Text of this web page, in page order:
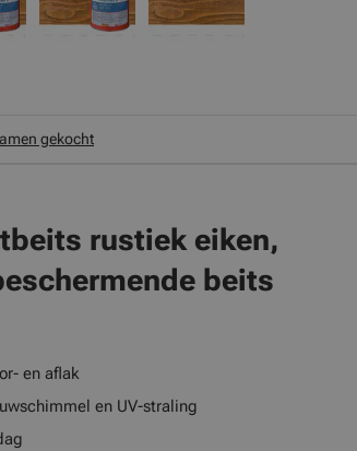
gekocht
rustiek eiken,
beits
en aflak
en UV-straling